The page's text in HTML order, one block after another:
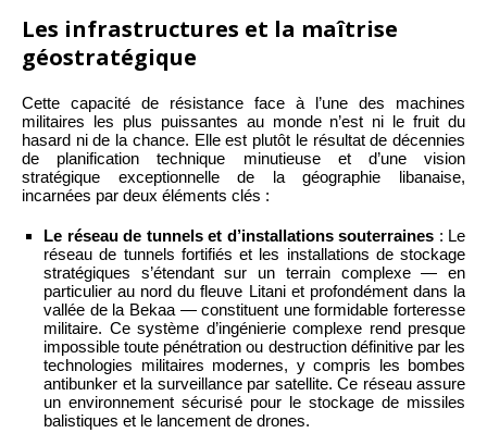
Les infrastructures et la maîtrise
géostratégique
Cette capacité de résistance face à l’une des machines
militaires les plus puissantes au monde n’est ni le fruit du
hasard ni de la chance. Elle est plutôt le résultat de décennies
de planification technique minutieuse et d’une vision
stratégique exceptionnelle de la géographie libanaise,
incarnées par deux éléments clés :
Le réseau de tunnels et d’installations souterraines : Le
réseau de tunnels fortifiés et les installations de stockage
stratégiques s’étendant sur un terrain complexe — en
particulier au nord du fleuve Litani et profondément dans la
vallée de la Bekaa — constituent une formidable forteresse
militaire. Ce système d’ingénierie complexe rend presque
impossible toute pénétration ou destruction définitive par les
technologies militaires modernes, y compris les bombes
antibunker et la surveillance par satellite. Ce réseau assure
un environnement sécurisé pour le stockage de missiles
balistiques et le lancement de drones.